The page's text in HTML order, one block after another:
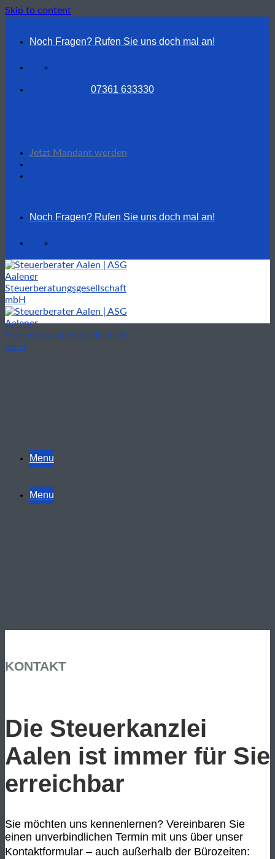
Skip to content
Noch Fragen? Rufen Sie uns doch mal an!
07361 633330
Jetzt Mandant werden
Noch Fragen? Rufen Sie uns doch mal an!
Menu
Menu
KONTAKT
Die Steuerkanzlei
Aalen ist immer für Sie
erreichbar
Sie möchten uns kennenlernen? Vereinbaren Sie
einen unverbindlichen Termin mit uns über unser
Kontaktformular – auch außerhalb der Bürozeiten: